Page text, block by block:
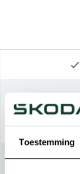
Toestemming